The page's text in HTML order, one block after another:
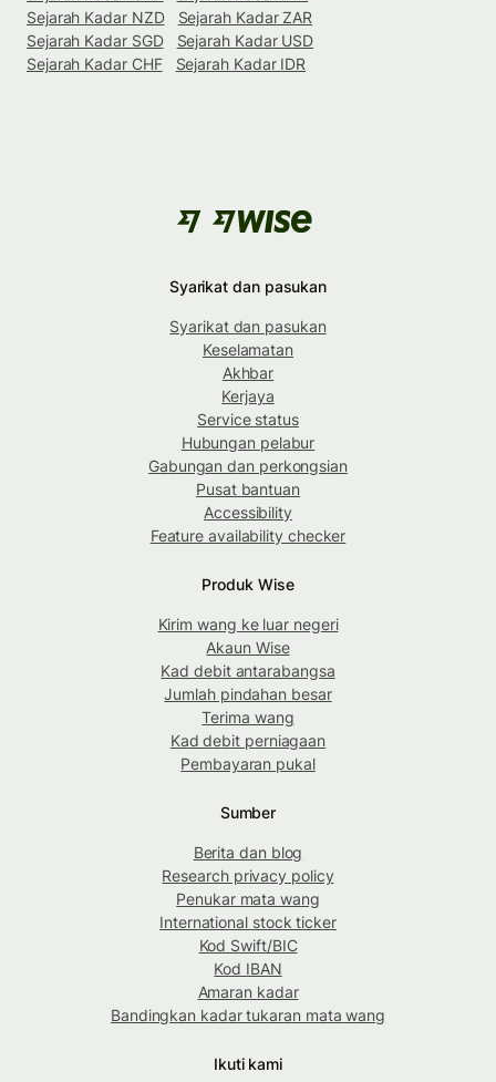
Sejarah Kadar NZD
Sejarah Kadar ZAR
Sejarah Kadar SGD
Sejarah Kadar USD
Sejarah Kadar CHF
Sejarah Kadar IDR
Syarikat dan pasukan
Syarikat dan pasukan
Keselamatan
Akhbar
Kerjaya
Service status
Hubungan pelabur
Gabungan dan perkongsian
Pusat bantuan
Accessibility
Feature availability checker
Produk Wise
Kirim wang ke luar negeri
Akaun Wise
Kad debit antarabangsa
Jumlah pindahan besar
Terima wang
Kad debit perniagaan
Pembayaran pukal
Sumber
Berita dan blog
Research privacy policy
Penukar mata wang
International stock ticker
Kod Swift/BIC
Kod IBAN
Amaran kadar
Bandingkan kadar tukaran mata wang
Ikuti kami